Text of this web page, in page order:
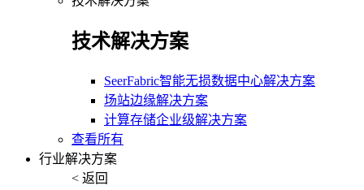
技术解决方案
SeerFabric智能无损数据中心解决方案
场站边缘解决方案
计算存储企业级解决方案
查看所有
行业解决方案
< 返回